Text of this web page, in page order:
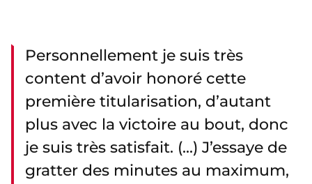
Personnellement je suis très
content d’avoir honoré cette
première titularisation, d’autant
plus avec la victoire au bout, donc
je suis très satisfait. (...) J’essaye de
gratter des minutes au maximum,